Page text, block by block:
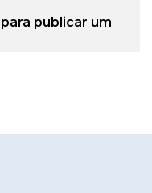
para publicar um